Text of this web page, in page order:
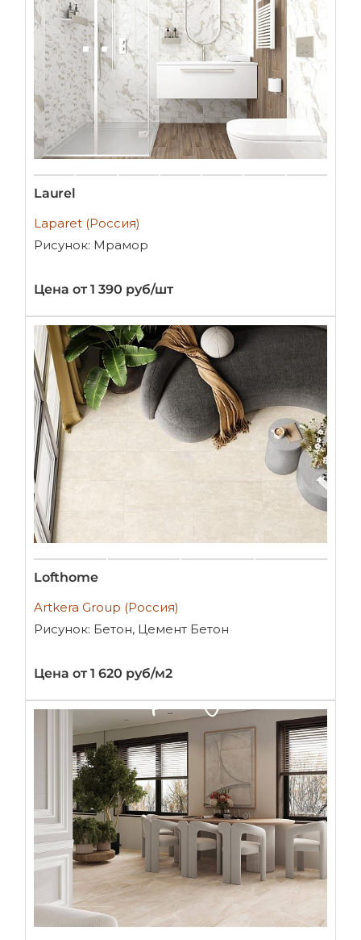
Laurel
Laparet (Россия)
Рисунок: Мрамор
Цена от 1 390 руб/шт
Lofthome
Artkera Group (Россия)
Рисунок: Бетон, Цемент Бетон
Цена от 1 620 руб/м2